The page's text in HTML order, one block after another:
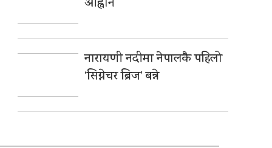
आह्वान
नारायणी नदीमा नेपालकै पहिलो
‘सिग्नेचर ब्रिज’ बन्ने